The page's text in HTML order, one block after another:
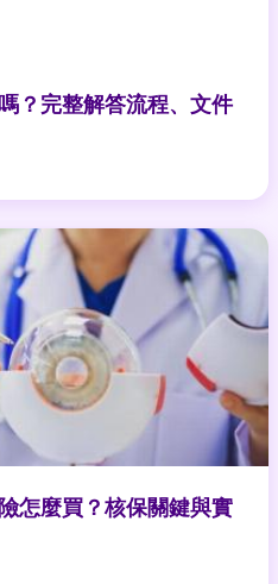
？完整解答流程、文件
怎麼買？核保關鍵與實